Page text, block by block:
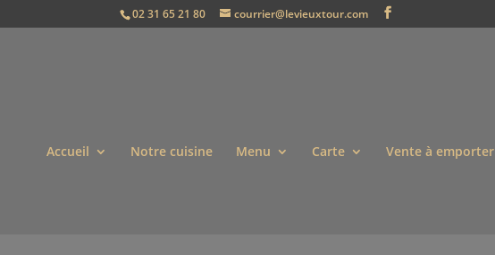
02 31 65 21 80 courrier@levieuxtour.com
Accueil Notre cuisine Menu Carte Vente à emporter